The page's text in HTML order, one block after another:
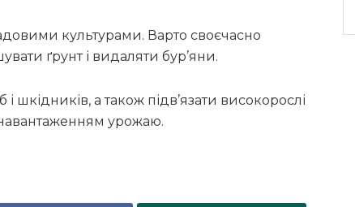
культурами. Варто своєчасно
ґрунт і видаляти бур’яни.
а також підв’язати високорослі
урожаю.